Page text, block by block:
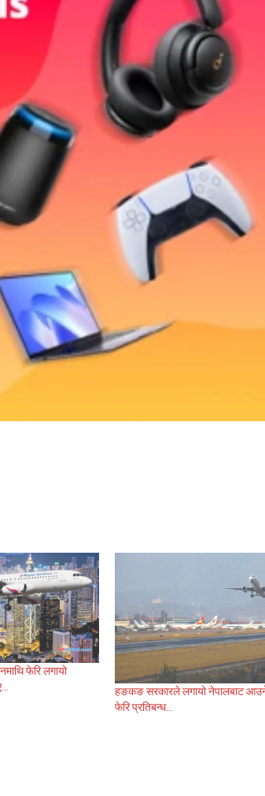
फेरि लगायो
हङकङ सरकारले लगायो नेपालबाट
फेरि प्रतिबन्ध…